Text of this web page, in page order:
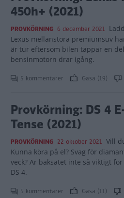
450h+ (2021)
PROVKÖRNING 6 december 2021
Lexus mellanstora premiumsuv
är tur eftersom bilen tappar en
bensinmotorn drar igång.
5 kommentarer Gasa (19)
Provkörning: DS 4
Tense (2021)
PROVKÖRNING 22 oktober 2021 Vill
Kunna köra på el? Svag för
veck? Är baksätet inte så viktigt
DS 4.
5 kommentarer Gasa (11)